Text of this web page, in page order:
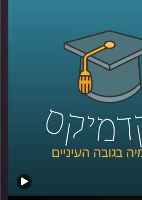
אריאל (אריק) שמיר, הדיקן היוצא של
המחשב. יחד שוחחנו, בגובה
העולם החדש, בינתחומיות, שיתוף
ממקצועות שונים וכמובן, למידה
(אריק) שמיר בנושא "מי מפחד/ת
לחצו כאן
לשיחה עם פרופ' אריאל (אריק) שמיר בנושא "DIY הדור הבא"